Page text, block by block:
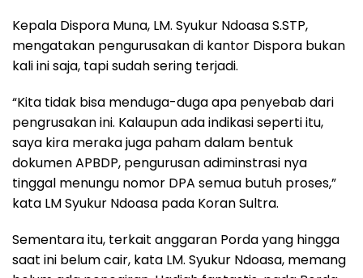
Kepala Dispora Muna, LM. Syukur Ndoasa S.STP,
mengatakan pengurusakan di kantor Dispora bukan
kali ini saja, tapi sudah sering terjadi.
“Kita tidak bisa menduga-duga apa penyebab dari
pengrusakan ini. Kalaupun ada indikasi seperti itu,
saya kira meraka juga paham dalam bentuk
dokumen APBDP, pengurusan adiminstrasi nya
tinggal menungu nomor DPA semua butuh proses,”
kata LM Syukur Ndoasa pada Koran Sultra.
Sementara itu, terkait anggaran Porda yang hingga
saat ini belum cair, kata LM. Syukur Ndoasa, memang